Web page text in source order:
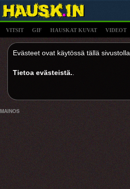
VITSIT GIF HAUSKAT KUVAT VIDEOT
Evästeet ovat käytössä tällä sivustolla.
Tietoa evästeistä.
MAINOS